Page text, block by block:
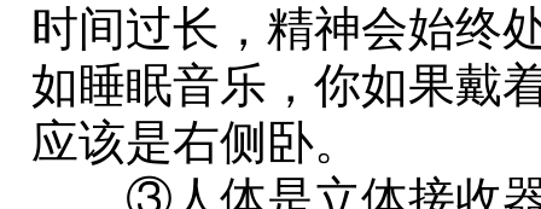
时间过长，精神会始终
如睡眠音乐，你如果戴
应该是右侧卧。